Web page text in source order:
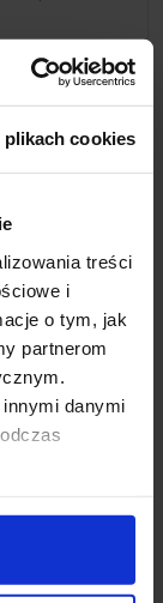
plikach cookies
treści
i
o tym, jak
partnerom
danymi